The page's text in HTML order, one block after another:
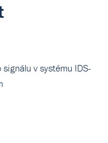
v systému IDS-